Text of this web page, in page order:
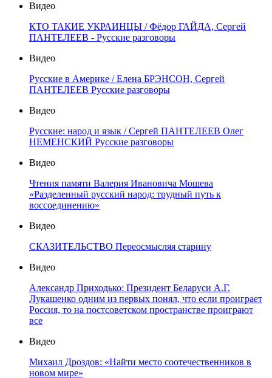
Видео
КТО ТАКИЕ УКРАИНЦЫ / Фёдор ГАЙДА, Сергей
ПАНТЕЛЕЕВ - Русские разговоры
Видео
Русские в Америке / Елена БРЭНСОН, Сергей
ПАНТЕЛЕЕВ Русские разговоры
Видео
Русские: народ и язык / Сергей ПАНТЕЛЕЕВ Олег
НЕМЕНСКИЙ Русские разговоры
Видео
Чтения памяти Валерия Ивановича Мошева
«Разделенный русский народ: трудный путь к
воссоединению»
Видео
СКАЗИТЕЛЬСТВО Переосмысляя старину
Видео
Александр Приходько: Президент Беларуси А.Г.
Лукашенко одним из первых понял, что если проиграет
Россия, то на постсоветском пространстве проиграют
все
Видео
Михаил Дроздов: «Найти место соотечественников в
новом мире»